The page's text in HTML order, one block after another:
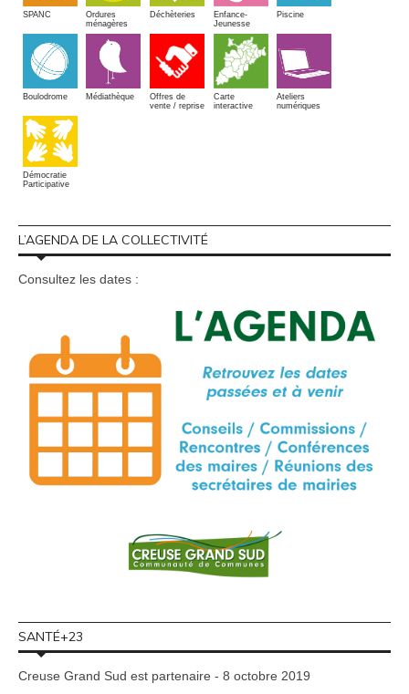
SPANC
Ordures
ménagères
Déchèteries
Enfance-
Jeunesse
Piscine
Boulodrome Médiathèque
Offres de
vente / reprise
Carte
interactive
Ateliers
numériques
Démocratie
Participative
L’AGENDA DE LA COLLECTIVITÉ
Consultez les dates :
SANTÉ+23
Creuse Grand Sud est partenaire - 8 octobre 2019